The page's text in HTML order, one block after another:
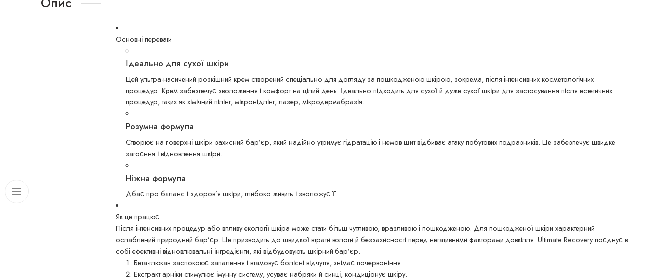
Основні переваги
Ідеально для сухої шкіри
Цей ультра-насичений розкішний крем створений спеціально для догляду за пошкодженою шкірою, зокрема, після інтенсивних косметологічних
процедур. Крем забезпечує зволоження і комфорт на цілий день. Ідеально підходить для сухої й дуже сухої шкіри для застосування після естетичних
процедур, таких як хімічний пілінг, мікронідлінг, лазер, мікродермабразія.
Розумна формула
Створює на поверхні шкіри захисний бар’єр, який надійно утримує гідратацію і немов щит відбиває атаку побутових подразників. Це забезпечує швидке
загоєння і відновлення шкіри.
Ніжна формула
Дбає про баланс і здоров’я шкіри, глибоко живить і зволожує її.
Як це працює
Після інтенсивних процедур або впливу екології шкіра може стати більш чутливою, вразливою і пошкодженою. Для пошкодженої шкіри характерний
ослаблений природний бар’єр. Це призводить до швидкої втрати вологи й беззахисності перед негативними факторами довкілля. Ultimate Recovery поєднує в
собі ефективні відновлювальні інгредієнти, які відбудовують шкірний бар’єр.
Бета-глюкан заспокоює запалення і втамовує болісні відчуття, знімає почервоніння.
Екстракт арніки стимулює імунну систему, усуває набряки й синці, кондиціонує шкіру.